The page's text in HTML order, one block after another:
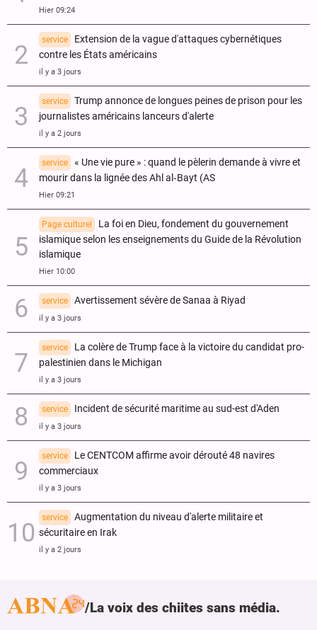
Hier 09:24
service
Extension de la vague d'attaques cybernétiques
contre les États américains
il y a 3 jours
service
Trump annonce de longues peines de prison pour les
journalistes américains lanceurs d'alerte
il y a 2 jours
service
« Une vie pure » : quand le pèlerin demande à vivre et
mourir dans la lignée des Ahl al‑Bayt (AS
Hier 09:21
Page culturel
La foi en Dieu, fondement du gouvernement
islamique selon les enseignements du Guide de la Révolution
islamique
Hier 10:00
service Avertissement sévère de Sanaa à Riyad
il y a 3 jours
service
La colère de Trump face à la victoire du candidat pro-
palestinien dans le Michigan
il y a 3 jours
service Incident de sécurité maritime au sud-est d'Aden
il y a 3 jours
service
Le CENTCOM affirme avoir dérouté 48 navires
commerciaux
il y a 3 jours
service
Augmentation du niveau d'alerte militaire et
sécuritaire en Irak
il y a 2 jours
La voix des chiites sans média.